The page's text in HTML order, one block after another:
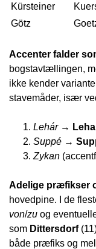
Kürsteiner
Götz
Accenter falder
bogstavtællingen,
ikke kender
stavemåder, især
Lehár→
Suppé →
Zykan
Adelige præfikser
hovedpine. I de
von/zu og
som Dittersdorf
både præfiks og